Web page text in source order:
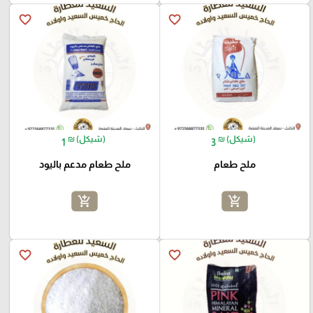
favorite_border
3 ₪ (شيكل)
ملح طعام
add_shopping_cart
favorite_border
1 ₪ (شيكل)
ملح طعام مدعم باليود
add_shopping_cart
favorite_border
favorite_border